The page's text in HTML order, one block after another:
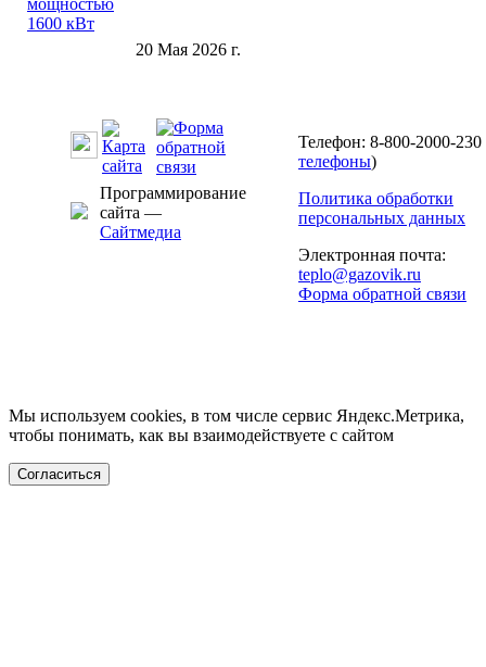
20 Мая 2026 г.
Программирование
сайта —
Сайтмедиа
Телефон: 8-800-2000-230
телефоны)
Политика обработки
персональных данных
Электронная почта:
teplo@gazovik.ru
Форма обратной связи
Мы используем cookies, в том числе сервис Яндекс.Метрика,
чтобы понимать, как вы взаимодействуете с сайтом
Согласиться